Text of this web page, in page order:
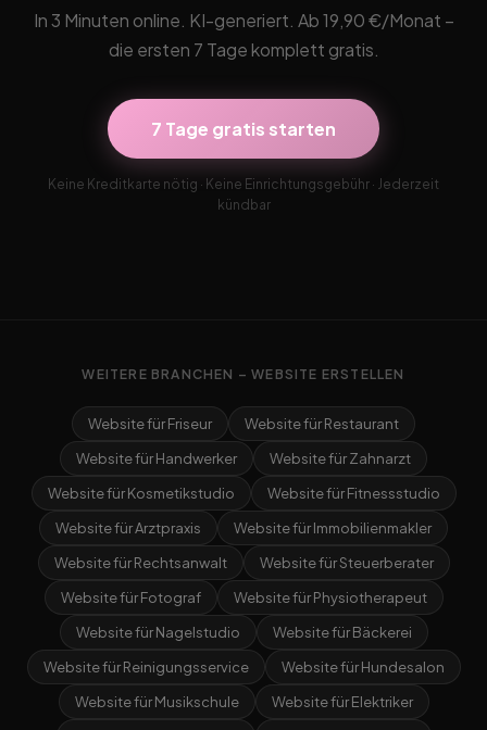
In 3 Minuten online. KI-generiert. Ab 19,90 €/Monat –
die ersten 7 Tage komplett gratis.
7 Tage gratis starten
Keine Kreditkarte nötig · Keine Einrichtungsgebühr · Jederzeit
kündbar
WEITERE BRANCHEN – WEBSITE ERSTELLEN
Website für Friseur
Website für Restaurant
Website für Handwerker
Website für Zahnarzt
Website für Kosmetikstudio
Website für Fitnessstudio
Website für Arztpraxis
Website für Immobilienmakler
Website für Rechtsanwalt
Website für Steuerberater
Website für Fotograf
Website für Physiotherapeut
Website für Nagelstudio
Website für Bäckerei
Website für Reinigungsservice
Website für Hundesalon
Website für Musikschule
Website für Elektriker